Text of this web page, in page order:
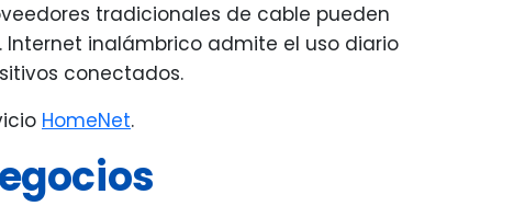
tradicionales de cable pueden
Internet inalámbrico admite el uso diario
conectados.
HomeNet.